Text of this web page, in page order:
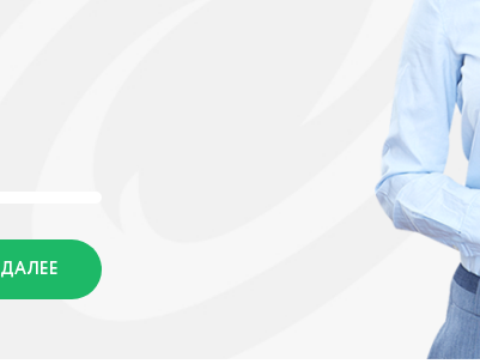
ДАЛЕЕ